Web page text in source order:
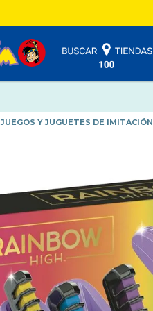
JUEGOS Y JUGUETES DE IMITACIÓN